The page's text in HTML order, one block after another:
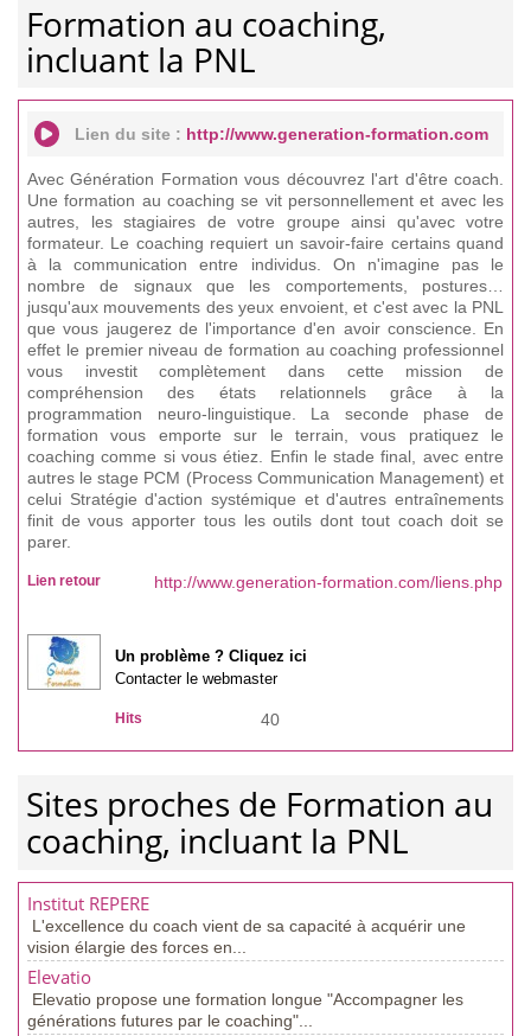
Formation au coaching,
incluant la PNL
Lien du site : http://www.generation-formation.com
Avec Génération Formation vous découvrez l'art d'être coach.
Une formation au coaching se vit personnellement et avec les
autres, les stagiaires de votre groupe ainsi qu'avec votre
formateur. Le coaching requiert un savoir-faire certains quand
à la communication entre individus. On n'imagine pas le
nombre de signaux que les comportements, postures…
jusqu'aux mouvements des yeux envoient, et c'est avec la PNL
que vous jaugerez de l'importance d'en avoir conscience. En
effet le premier niveau de formation au coaching professionnel
vous investit complètement dans cette mission de
compréhension des états relationnels grâce à la
programmation neuro-linguistique. La seconde phase de
formation vous emporte sur le terrain, vous pratiquez le
coaching comme si vous étiez. Enfin le stade final, avec entre
autres le stage PCM (Process Communication Management) et
celui Stratégie d'action systémique et d'autres entraînements
finit de vous apporter tous les outils dont tout coach doit se
parer.
Lien retour http://www.generation-formation.com/liens.php
Un problème ? Cliquez ici
Contacter le webmaster
Hits 40
Sites proches de Formation au
coaching, incluant la PNL
Institut REPERE
L'excellence du coach vient de sa capacité à acquérir une
vision élargie des forces en...
Elevatio
Elevatio propose une formation longue "Accompagner les
générations futures par le coaching"...